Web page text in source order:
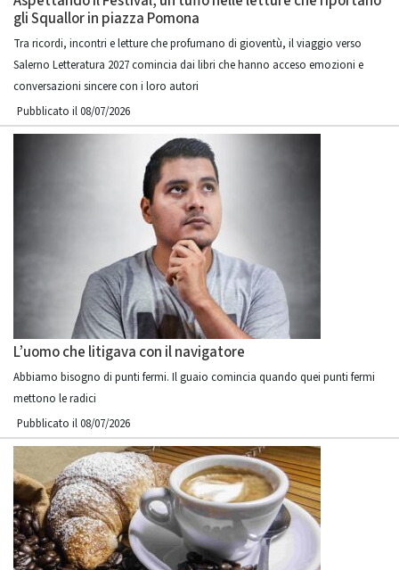
gli Squallor in piazza Pomona
Tra ricordi, incontri e letture che profumano di gioventù, il viaggio verso
Salerno Letteratura 2027 comincia dai libri che hanno acceso emozioni e
conversazioni sincere con i loro autori
Pubblicato il 08/07/2026
L’uomo che litigava con il navigatore
Abbiamo bisogno di punti fermi. Il guaio comincia quando quei punti fermi
mettono le radici
Pubblicato il 08/07/2026